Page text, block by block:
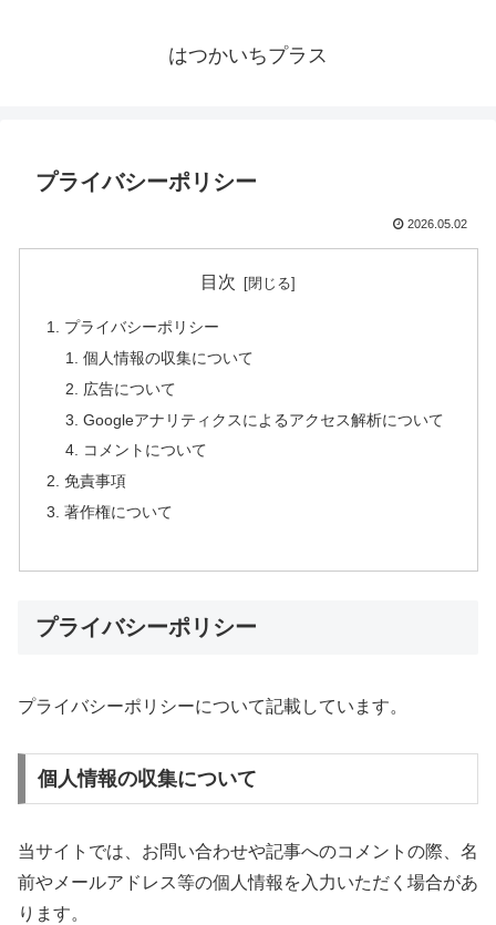
はつかいちプラス
プライバシーポリシー
2026.05.02
目次
プライバシーポリシー
個人情報の収集について
広告について
Googleアナリティクスによるアクセス解析について
コメントについて
免責事項
著作権について
プライバシーポリシー
プライバシーポリシーについて記載しています。
個人情報の収集について
当サイトでは、お問い合わせや記事へのコメントの際、名
前やメールアドレス等の個人情報を入力いただく場合があ
ります。